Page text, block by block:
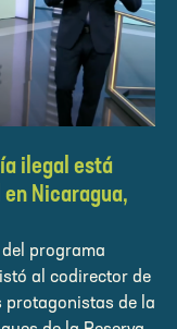
ilegal está
Nicaragua,
programa
al codirector de
protagonistas de la